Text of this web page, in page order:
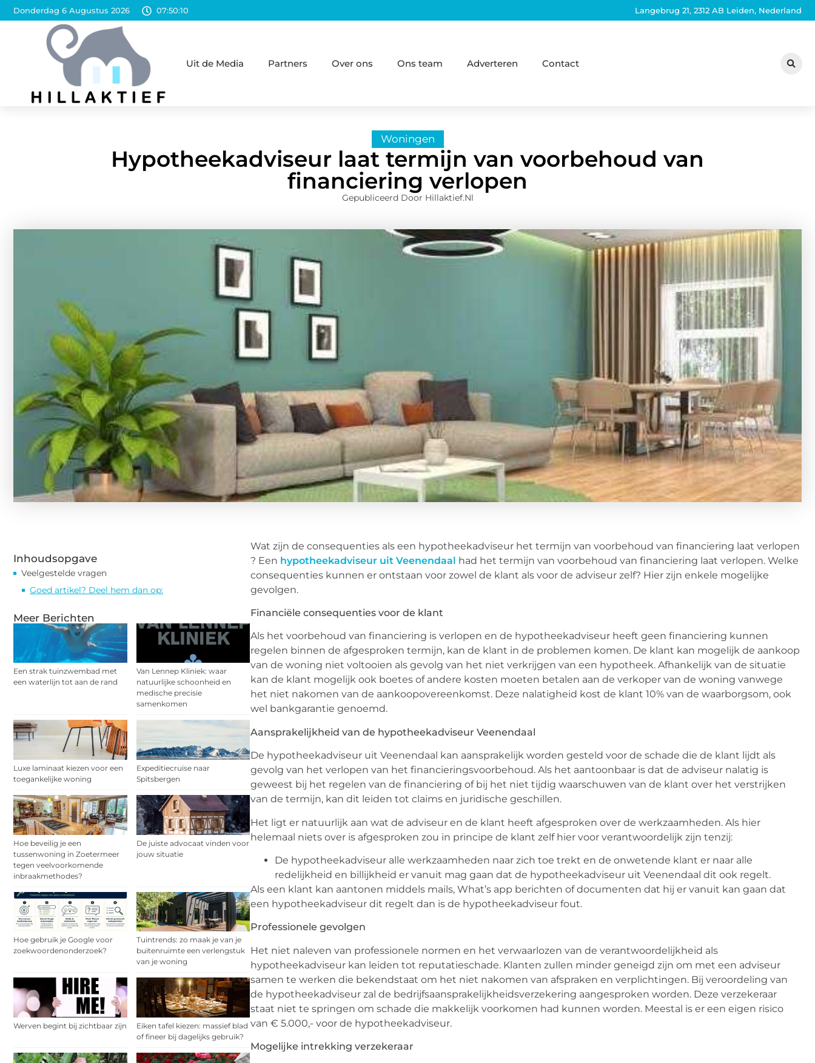
Donderdag 6 Augustus 2026 07:50:12 Langebrug 21, 2312 AB Leiden, Nederland
Uit de Media Partners Over ons Ons team Adverteren Contact
Woningen
Hypotheekadviseur laat termijn van voorbehoud van
financiering verlopen
Gepubliceerd Door Hillaktief.nl
Inhoudsopgave
Veelgestelde vragen
Goed artikel? Deel hem dan op:
Meer Berichten
Een strak tuinzwembad met
een waterlijn tot aan de rand
Van Lennep Kliniek: waar
natuurlijke schoonheid en
medische precisie
samenkomen
Luxe laminaat kiezen voor een
toegankelijke woning
Expeditiecruise naar
Spitsbergen
Hoe beveilig je een
tussenwoning in Zoetermeer
tegen veelvoorkomende
inbraakmethodes?
De juiste advocaat vinden voor
jouw situatie
Hoe gebruik je Google voor
zoekwoordenonderzoek?
Tuintrends: zo maak je van je
buitenruimte een verlengstuk
van je woning
Werven begint bij zichtbaar zijn
Eiken tafel kiezen: massief blad
of fineer bij dagelijks gebruik?
Wat zijn de consequenties als een hypotheekadviseur het termijn van voorbehoud van financiering laat verlopen
? Een hypotheekadviseur uit Veenendaal had het termijn van voorbehoud van financiering laat verlopen. Welke
consequenties kunnen er ontstaan voor zowel de klant als voor de adviseur zelf? Hier zijn enkele mogelijke
gevolgen.
Financiële consequenties voor de klant
Als het voorbehoud van financiering is verlopen en de hypotheekadviseur heeft geen financiering kunnen
regelen binnen de afgesproken termijn, kan de klant in de problemen komen. De klant kan mogelijk de aankoop
van de woning niet voltooien als gevolg van het niet verkrijgen van een hypotheek. Afhankelijk van de situatie
kan de klant mogelijk ook boetes of andere kosten moeten betalen aan de verkoper van de woning vanwege
het niet nakomen van de aankoopovereenkomst. Deze nalatigheid kost de klant 10% van de waarborgsom, ook
wel bankgarantie genoemd.
Aansprakelijkheid van de hypotheekadviseur Veenendaal
De hypotheekadviseur uit Veenendaal kan aansprakelijk worden gesteld voor de schade die de klant lijdt als
gevolg van het verlopen van het financieringsvoorbehoud. Als het aantoonbaar is dat de adviseur nalatig is
geweest bij het regelen van de financiering of bij het niet tijdig waarschuwen van de klant over het verstrijken
van de termijn, kan dit leiden tot claims en juridische geschillen.
Het ligt er natuurlijk aan wat de adviseur en de klant heeft afgesproken over de werkzaamheden. Als hier
helemaal niets over is afgesproken zou in principe de klant zelf hier voor verantwoordelijk zijn tenzij:
De hypotheekadviseur alle werkzaamheden naar zich toe trekt en de onwetende klant er naar alle
redelijkheid en billijkheid er vanuit mag gaan dat de hypotheekadviseur uit Veenendaal dit ook regelt.
Als een klant kan aantonen middels mails, What’s app berichten of documenten dat hij er vanuit kan gaan dat
een hypotheekadviseur dit regelt dan is de hypotheekadviseur fout.
Professionele gevolgen
Het niet naleven van professionele normen en het verwaarlozen van de verantwoordelijkheid als
hypotheekadviseur kan leiden tot reputatieschade. Klanten zullen minder geneigd zijn om met een adviseur
samen te werken die bekendstaat om het niet nakomen van afspraken en verplichtingen. Bij veroordeling van
de hypotheekadviseur zal de bedrijfsaansprakelijkheidsverzekering aangesproken worden. Deze verzekeraar
staat niet te springen om schade die makkelijk voorkomen had kunnen worden. Meestal is er een eigen risico
van € 5.000,- voor de hypotheekadviseur.
Mogelijke intrekking verzekeraar